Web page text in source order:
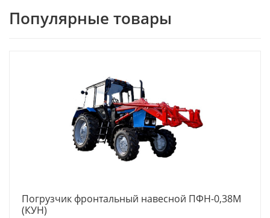
Популярные товары
Погрузчик фронтальный навесной ПФН-0,38М
(КУН)